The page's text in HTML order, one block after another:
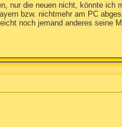
nur die neuen nicht, könnte
bzw. nichtmehr am PC
noch jemand anderes seine